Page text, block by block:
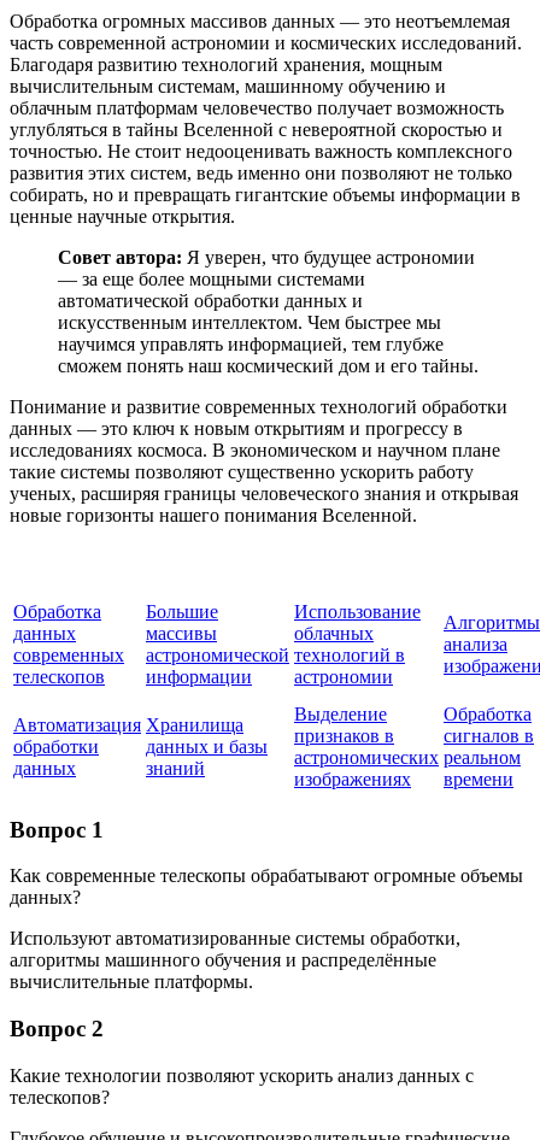
Обработка огромных массивов данных — это неотъемлемая
часть современной астрономии и космических исследований.
Благодаря развитию технологий хранения, мощным
вычислительным системам, машинному обучению и
облачным платформам человечество получает возможность
углубляться в тайны Вселенной с невероятной скоростью и
точностью. Не стоит недооценивать важность комплексного
развития этих систем, ведь именно они позволяют не только
собирать, но и превращать гигантские объемы информации в
ценные научные открытия.
Совет автора: Я уверен, что будущее астрономии
— за еще более мощными системами
автоматической обработки данных и
искусственным интеллектом. Чем быстрее мы
научимся управлять информацией, тем глубже
сможем понять наш космический дом и его тайны.
Понимание и развитие современных технологий обработки
данных — это ключ к новым открытиям и прогрессу в
исследованиях космоса. В экономическом и научном плане
такие системы позволяют существенно ускорить работу
ученых, расширяя границы человеческого знания и открывая
новые горизонты нашего понимания Вселенной.
Обработка
данных
современных
телескопов
Большие
массивы
астрономической
информации
Использование
облачных
технологий в
астрономии
Алгоритмы
анализа
Автоматизация
обработки
данных
Хранилища
данных и базы
знаний
Выделение
признаков в
астрономических
изображениях
Обработка
сигналов в
реальном
времени
Вопрос 1
Как современные телескопы обрабатывают огромные объемы
данных?
Используют автоматизированные системы обработки,
алгоритмы машинного обучения и распределённые
вычислительные платформы.
Вопрос 2
Какие технологии позволяют ускорить анализ данных с
телескопов?